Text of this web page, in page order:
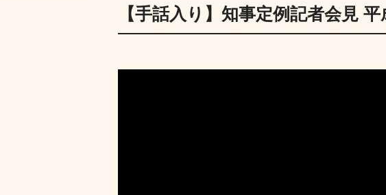
【手話入り】知事定例記者会見 平